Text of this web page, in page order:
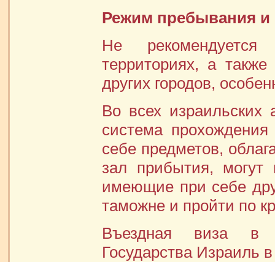
Режим пребывания и
Не
территориях, а
других городов,
Во всех израильских
система
себе предметов,
зал прибытия, могут
имеющие при себе
таможне и пройти по
Въездная виза в
Государства Израиль